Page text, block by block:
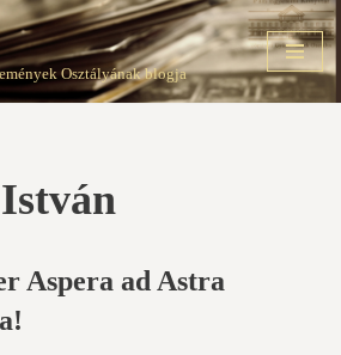
Osztályának blogja
Aspera ad Astra